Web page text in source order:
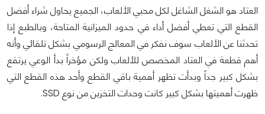
العتاد هو الشغل الشاغل لكل محبي الألعاب، الجميع يحاول شراء أفضل
القطع التي تعطي أفضل أداء في حدود الميزانية المتاحة، وبالطبع إذا
تحدثنا عن الألعاب سوف نفكر في المعالج الرسومي بشكل تلقائي وأنه
أهم قطعة في العتاد المخصص للألعاب ولكن مؤخراً بدأ الوعي يرتفع
بشكل كبير جداً وبدأت تظهر أهمية باقي القطع وأحد هذه القطع التي
ظهرت أهميتها بشكل كبير كانت وحدات التخزين من نوع SSD.